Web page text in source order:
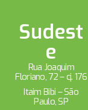
Sudest
e
Rua Joaquim
Floriano, 72 – cj. 176
Itaim Bibi – São
Paulo, SP